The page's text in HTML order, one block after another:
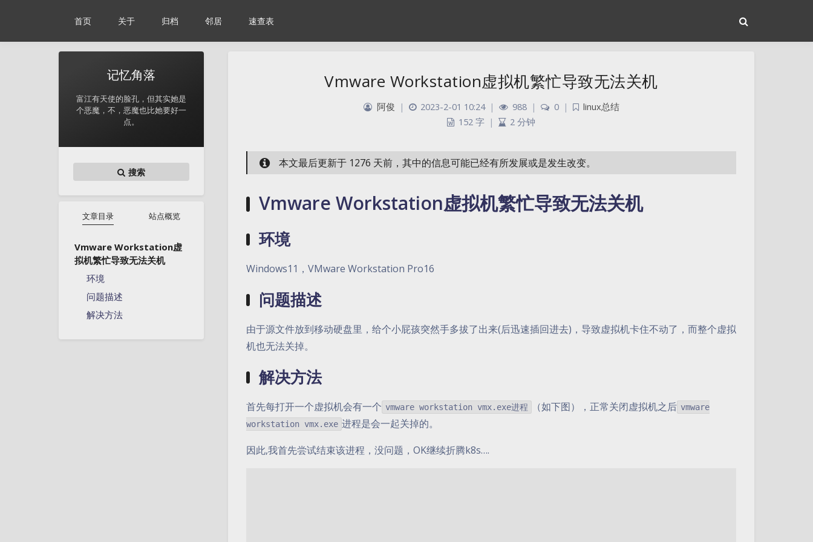
首页 关于 归档 邻居 速查表
记忆角落
富江有天使的脸孔，但其实她是
个恶魔，不，恶魔也比她要好一
点。
搜索
文章目录 站点概览
Vmware Workstation虚
拟机繁忙导致无法关机
环境
问题描述
解决方法
Vmware Workstation虚拟机繁忙导致无法关机
阿俊 | 2023-2-01 10:24 | 988 | 0 |
linux总结
152 字 | 2 分钟
本文最后更新于 1276 天前，其中的信息可能已经有所发展或是发生改变。
Vmware Workstation虚拟机繁忙导致无法关机
环境
Windows11，VMware Workstation Pro16
问题描述
由于源文件放到移动硬盘里，给个小屁孩突然手多拔了出来(后迅速插回进去)，导致虚拟机卡住不动了，而整个虚拟
机也无法关掉。
解决方法
首先每打开一个虚拟机会有一个 vmware workstation vmx.exe进程 （如下图），正常关闭虚拟机之后 vmware
workstation vmx.exe 进程是会一起关掉的。
因此,我首先尝试结束该进程，没问题，OK继续折腾k8s….